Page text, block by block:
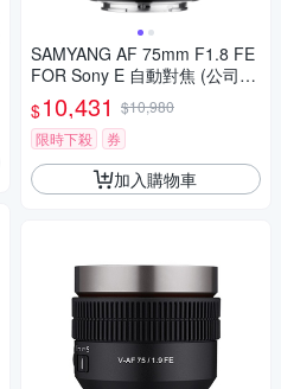
SAMYANG AF 75mm F1.8 FE
FOR Sony E 自動對焦 (公司
貨)
$10,431 $10,980
限時下殺
券
加入購物車